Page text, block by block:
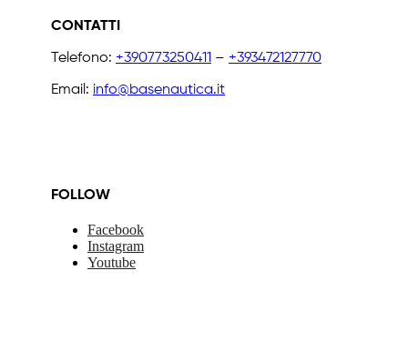
CONTATTI
Telefono: +390773250411 – +393472127770
Email: info@basenautica.it
FOLLOW
Facebook
Instagram
Youtube